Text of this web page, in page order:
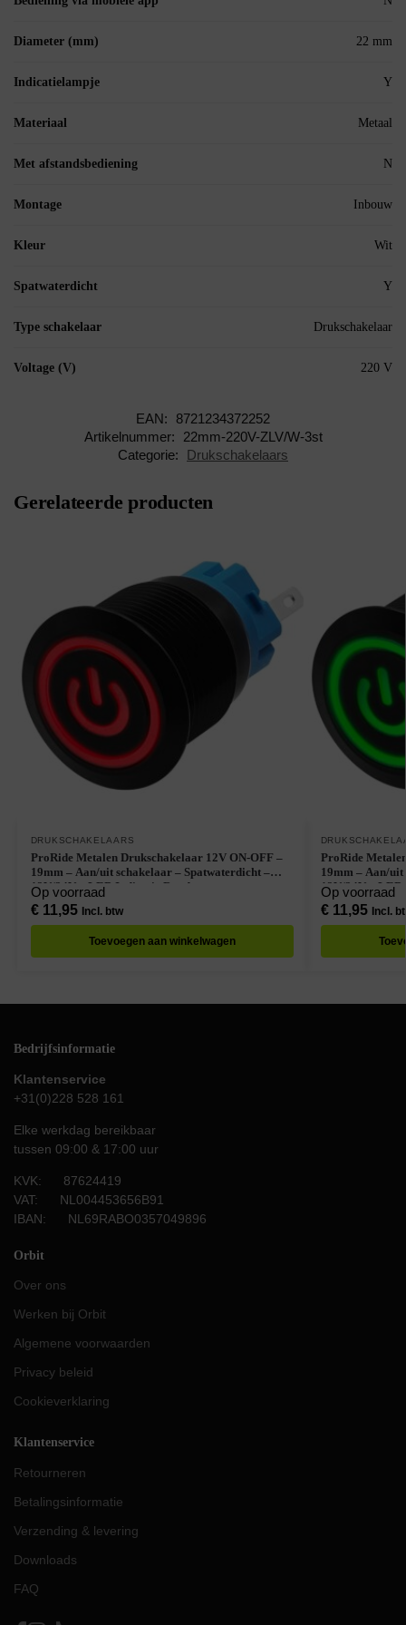
Diameter (mm) 22 mm
Indicatielampje Y
Materiaal Metaal
Met afstandsbediening N
Montage Inbouw
Kleur Wit
Spatwaterdicht Y
Type schakelaar Drukschakelaar
Voltage (V) 220 V
EAN:
8721234372252
Artikelnummer:
22mm-220V-ZLV/W-3st
Categorie:
Drukschakelaars
Gerelateerde producten
DRUKSCHAKELAARS
ProRide Metalen Drukschakelaar 12V ON-OFF –
19mm – Aan/uit schakelaar – Spatwaterdicht –
12V/24V – LED Indicatie Rood
Op voorraad
€11,95 Incl. btw
Toevoegen aan winkelwagen
ProRide
19mm – Aan/
12V/24V –
Op voorraad
€11,95 Incl.
Bedrijfsinformatie
Klantenservice
+31(0)228 528 161
Elke werkdag bereikbaar
tussen 09:00 & 17:00 uur
KVK: 87624419
VAT: NL004453656B91
IBAN: NL69RABO0357049896
Orbit
Over ons
Werken bij Orbit
Algemene voorwaarden
Privacy beleid
Cookieverklaring
Klantenservice
Retourneren
Betalingsinformatie
Verzending & levering
Downloads
FAQ